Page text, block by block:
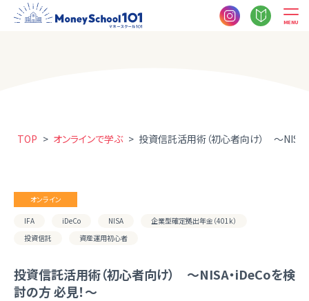
MENU
TOP > オンラインで学ぶ > 投資信託活用術（初心者向け） ～NISA
オンライン
IFA iDeCo NISA
企業型確定拠出年金（401k）
投資信託
資産運用初心者
投資信託活用術（初心者向け） ～NISA・iDeCoを検
討の方 必見！～